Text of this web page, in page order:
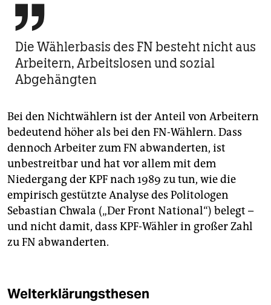

Die Wählerbasis des FN besteht nicht aus
Arbeitern, Arbeitslosen und sozial
Abgehängten
Bei den Nichtwählern ist der Anteil von Arbeitern
bedeutend höher als bei den FN-Wählern. Dass
dennoch Arbeiter zum FN abwanderten, ist
unbestreitbar und hat vor allem mit dem
Niedergang der KPF nach 1989 zu tun, wie die
empirisch gestützte Analyse des Politologen
Sebastian Chwala („Der Front National“) belegt –
und nicht damit, dass KPF-Wähler in großer Zahl
zu FN abwanderten.
Welterklärungsthesen